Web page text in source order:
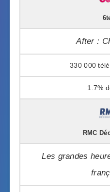
After :
330 000
1.7%
RMC
Les grandes